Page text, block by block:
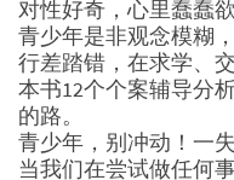
对性好奇，心里蠢蠢
青少年是非观念模糊
行差踏错，在求学、
本书12个个案辅导分
的路。
青少年，别冲动！一
当我们在尝试做任何